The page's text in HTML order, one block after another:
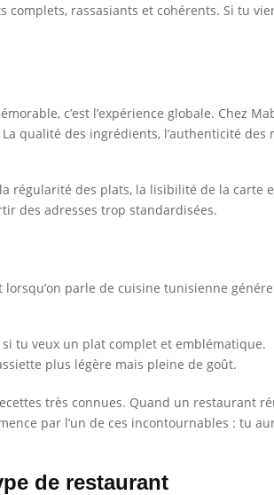
rassasiants et cohérents. Si tu
c’est l’expérience globale. Chez
qualité des ingrédients, l’authenticité des
des plats, la lisibilité de la carte
des adresses trop standardisées.
parle de cuisine tunisienne
tu veux un plat complet et emblématique.
plus légère mais pleine de goût.
très connues. Quand un restaurant
par l’un de ces incontournables : tu
de restaurant